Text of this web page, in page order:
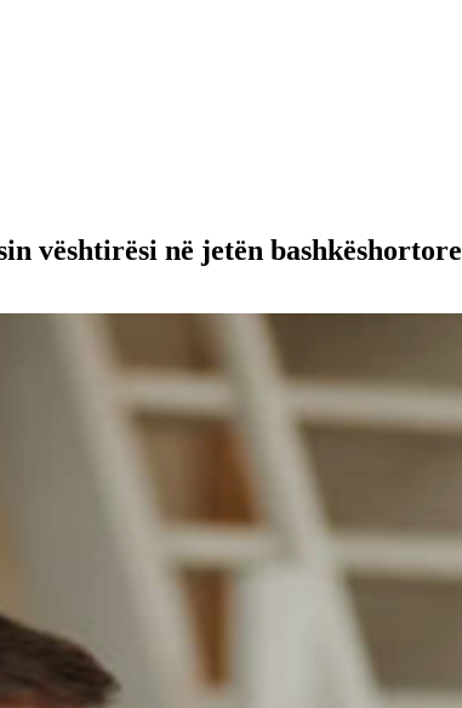
vështirësi në jetën bashkëshortore